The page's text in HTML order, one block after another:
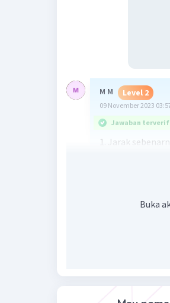
M M Level 2
09 November 2023
Jawaban
1. Jarak
=8.500.000/
Jadi jarak peta
2. Dik: jarak
Skala=jarak
Buka